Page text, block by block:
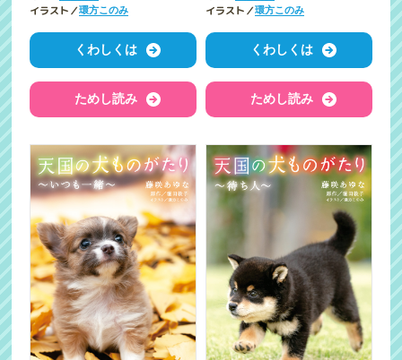
イラスト／環方このみ
くわしくは
ためし読み
イラスト／環方このみ
くわしくは
ためし読み